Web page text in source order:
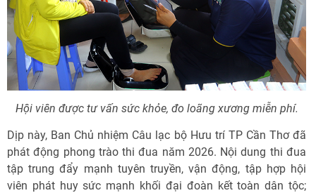
Hội viên được tư vấn sức khỏe, đo loãng xương miễn phí.
Dịp này, Ban Chủ nhiệm Câu lạc bộ Hưu trí TP Cần Thơ đã
phát động phong trào thi đua năm 2026. Nội dung thi đua
tập trung đẩy mạnh tuyên truyền, vận động, tập hợp hội
viên phát huy sức mạnh khối đại đoàn kết toàn dân tộc;